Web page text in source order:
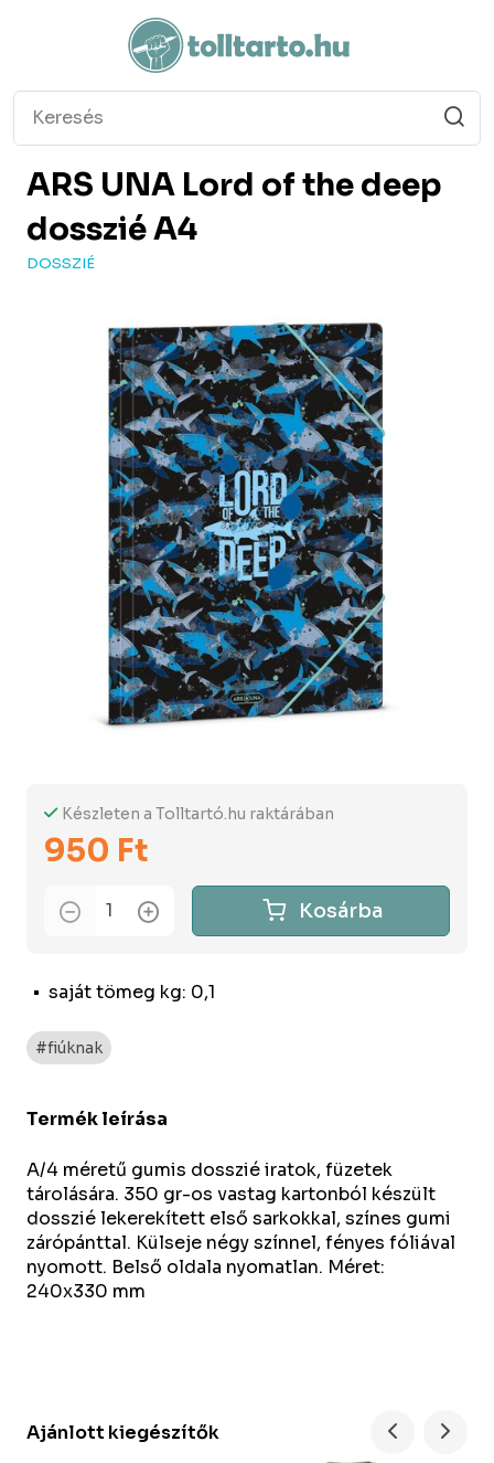
ARS UNA Lord of the deep
dosszié A4
DOSSZIÉ
saját tömeg kg: 0,1
Készleten a Tolltartó.hu raktárában
950 Ft
Kosárba
#fiúknak
Termék leírása
A/4 méretű gumis dosszié iratok, füzetek
tárolására. 350 gr-os vastag kartonból készült
dosszié lekerekített első sarkokkal, színes gumi
zárópánttal. Külseje négy színnel, fényes fóliával
nyomott. Belső oldala nyomatlan. Méret:
240x330 mm
Ajánlott kiegészítők